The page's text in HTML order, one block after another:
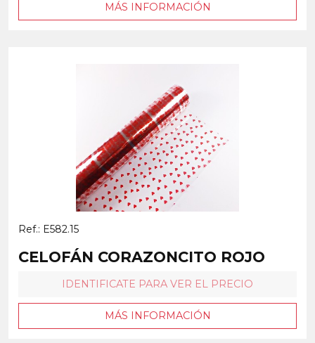
MÁS INFORMACIÓN
Ref.: E582.15
CELOFÁN CORAZONCITO ROJO
IDENTIFICATE PARA VER EL PRECIO
MÁS INFORMACIÓN